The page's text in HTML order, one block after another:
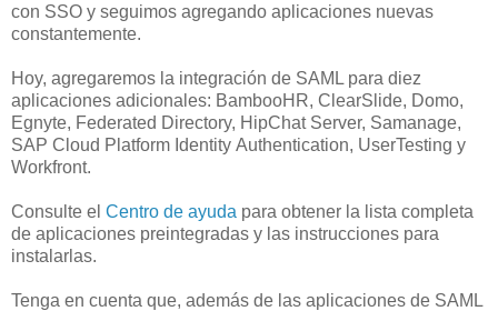
con SSO y seguimos agregando aplicaciones nuevas
constantemente.
Hoy, agregaremos la integración de SAML para diez
aplicaciones adicionales: BambooHR, ClearSlide, Domo,
Egnyte, Federated Directory, HipChat Server, Samanage,
SAP Cloud Platform Identity Authentication, UserTesting y
Workfront.
Consulte el Centro de ayuda para obtener la lista completa
de aplicaciones preintegradas y las instrucciones para
instalarlas.
Tenga en cuenta que, además de las aplicaciones de SAML